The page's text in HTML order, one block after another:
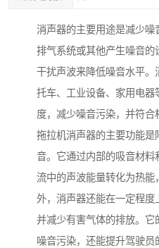
消声器的主要用途是减少噪
排气系统或其他产生噪音
干扰声波来降低噪音水平
托车、工业设备、家用电
度，减少噪音污染，并符合
拖拉机消声器的主要功能
音。它通过内部的吸音材
流中的声波能量转化为热
外，消声器还能在一定程度
并减少有害气体的排放。
噪音污染，还能提升驾驶